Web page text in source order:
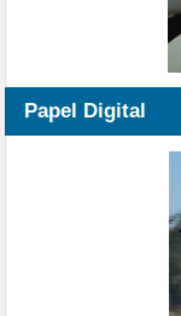
Papel Digital